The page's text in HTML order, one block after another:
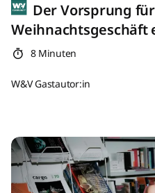
Der Vorsprung
8 Minuten
W&V Gastautor:in